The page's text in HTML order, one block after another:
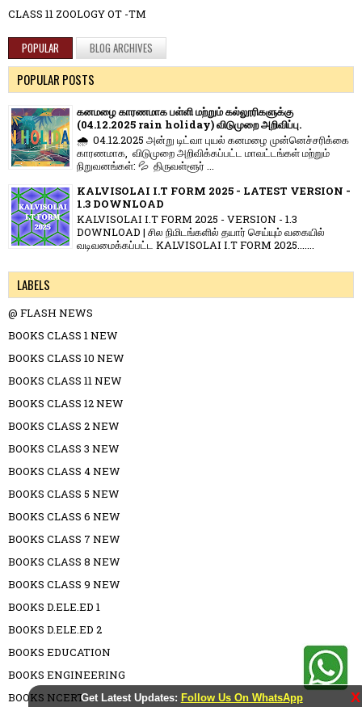
Get Latest Updates: Follow Us On WhatsApp X
CLASS 11 ZOOLOGY OT -TM
POPULAR BLOG ARCHIVES
POPULAR POSTS
கனமழை காரணமாக பள்ளி மற்றும் கல்லூரிகளுக்கு
(04.12.2025 rain holiday) விடுமுறை அறிவிப்பு.
🌧️ 04.12.2025 அன்று டிட்வா புயல் கனமழை முன்னெச்சரிக்கை
காரணமாக, விடுமுறை அறிவிக்கப்பட்ட மாவட்டங்கள் மற்றும்
நிறுவனங்கள்: 💦 திருவள்ளூர் ...
KALVISOLAI I.T FORM 2025 - LATEST VERSION -
1.3 DOWNLOAD
KALVISOLAI I.T FORM 2025 - VERSION - 1.3
DOWNLOAD | சில நிமிடங்களில் தயார் செய்யும் வகையில்
வடிவமைக்கப்பட்ட KALVISOLAI I.T FORM 2025.......
LABELS
@ FLASH NEWS
BOOKS CLASS 1 NEW
BOOKS CLASS 10 NEW
BOOKS CLASS 11 NEW
BOOKS CLASS 12 NEW
BOOKS CLASS 2 NEW
BOOKS CLASS 3 NEW
BOOKS CLASS 4 NEW
BOOKS CLASS 5 NEW
BOOKS CLASS 6 NEW
BOOKS CLASS 7 NEW
BOOKS CLASS 8 NEW
BOOKS CLASS 9 NEW
BOOKS D.ELE.ED 1
BOOKS D.ELE.ED 2
BOOKS EDUCATION
BOOKS ENGINEERING
BOOKS NCERT